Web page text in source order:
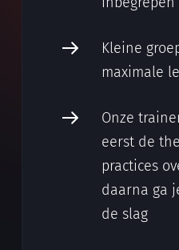
Kleine
maximale
Onze
eerst de
practices
daarna ga
de slag